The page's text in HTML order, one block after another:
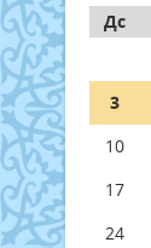
Дс
3
10
17
24